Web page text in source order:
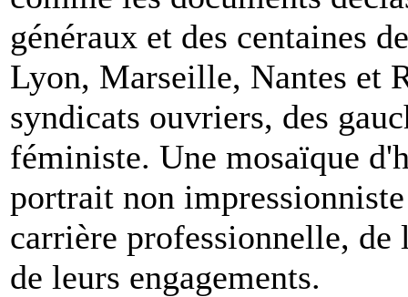
généraux et des centaines
Lyon, Marseille, Nantes et
syndicats ouvriers, des
féministe. Une mosaïque
portrait non
carrière professionnelle,
de leurs engagements.